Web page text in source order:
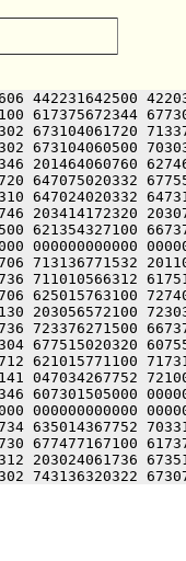
442231642500
617375672344
673104061720
673104060500
201464060760
647075020332
647024020332
203414172320
621354327100
000000000000
713136771532
711010566312
625015763100
203056572100
723376271500
677515020320
621015771100
047034267752
607301505000
000000000000
635014367752
677477167100
203024061736
743136320322